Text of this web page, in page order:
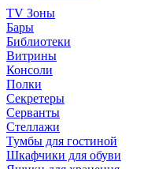
TV Зоны
Бары
Библиотеки
Витрины
Консоли
Полки
Секретеры
Серванты
Стеллажи
Тумбы для гостиной
Шкафчики для обуви